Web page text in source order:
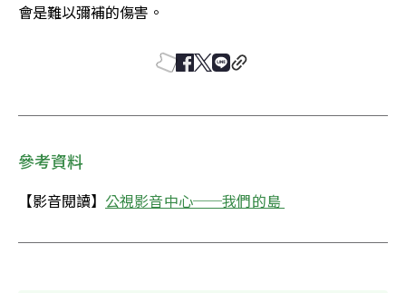
會是難以彌補的傷害。
參考資料
【影音閱讀】 公視影音中心──我們的島